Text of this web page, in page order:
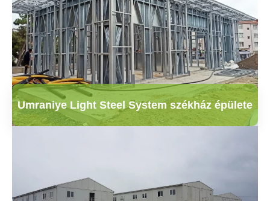
Umraniye Light Steel System székház épülete